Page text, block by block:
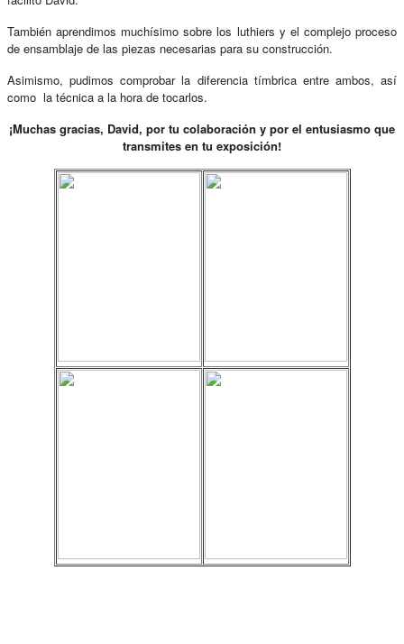
También aprendimos muchísimo sobre los luthiers y el complejo proceso
de ensamblaje de las piezas necesarias para su construcción.
Asimismo, pudimos comprobar la diferencia tímbrica entre ambos, así
como la técnica a la hora de tocarlos.
¡Muchas gracias, David, por tu colaboración y por el entusiasmo que
transmites en tu exposición!